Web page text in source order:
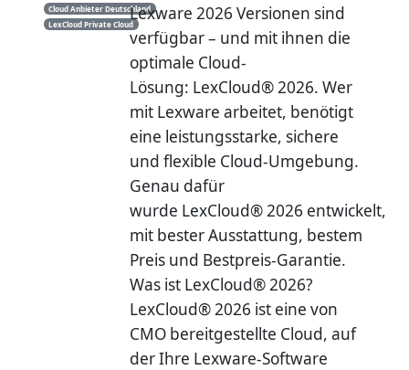
Cloud Anbieter Deutschland
LexCloud Private Cloud
Lexware 2026 Versionen sind
verfügbar – und mit ihnen die
optimale Cloud-
Lösung: LexCloud® 2026. Wer
mit Lexware arbeitet, benötigt
eine leistungsstarke, sichere
und flexible Cloud-Umgebung.
Genau dafür
wurde LexCloud® 2026 entwickelt,
mit bester Ausstattung, bestem
Preis und Bestpreis-Garantie.
Was ist LexCloud® 2026?
LexCloud® 2026 ist eine von
CMO bereitgestellte Cloud, auf
der Ihre Lexware-Software